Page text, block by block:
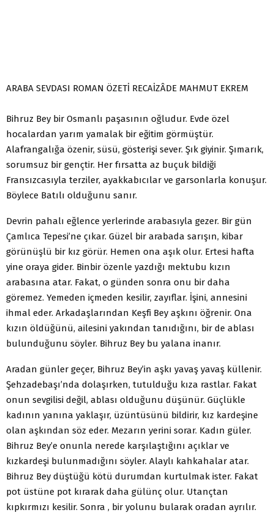
ARABA SEVDASI ROMAN ÖZETİ RECAİZÂDE MAHMUT EKREM
Bihruz Bey bir Osmanlı paşasının oğludur. Evde özel
hocalardan yarım yamalak bir eğitim görmüştür.
Alafrangalığa özenir, süsü, gösterişi sever. Şık giyinir. Şımarık,
sorumsuz bir gençtir. Her fırsatta az buçuk bildiği
Fransızcasıyla terziler, ayakkabıcılar ve garsonlarla konuşur.
Böylece Batılı olduğunu sanır.
Devrin pahalı eğlence yerlerinde arabasıyla gezer. Bir gün
Çamlıca Tepesi’ne çıkar. Güzel bir arabada sarışın, kibar
görünüşlü bir kız görür. Hemen ona aşık olur. Ertesi hafta
yine oraya gider. Binbir özenle yazdığı mektubu kızın
arabasına atar. Fakat, o günden sonra onu bir daha
göremez. Yemeden içmeden kesilir, zayıflar. İşini, annesini
ihmal eder. Arkadaşlarından Keşfi Bey aşkını öğrenir. Ona
kızın öldüğünü, ailesini yakından tanıdığını, bir de ablası
bulunduğunu söyler. Bihruz Bey bu yalana inanır.
Aradan günler geçer, Bihruz Bey’in aşkı yavaş yavaş küllenir.
Şehzadebaşı’nda dolaşırken, tutulduğu kıza rastlar. Fakat
onun sevgilisi değil, ablası olduğunu düşünür. Güçlükle
kadının yanına yaklaşır, üzüntüsünü bildirir, kız kardeşine
olan aşkından söz eder. Mezarın yerini sorar. Kadın güler.
Bihruz Bey’e onunla nerede karşılaştığını açıklar ve
kızkardeşi bulunmadığını söyler. Alaylı kahkahalar atar.
Bihruz Bey düştüğü kötü durumdan kurtulmak ister. Fakat
pot üstüne pot kırarak daha gülünç olur. Utançtan
kıpkırmızı kesilir. Sonra , bir yolunu bularak oradan ayrılır.